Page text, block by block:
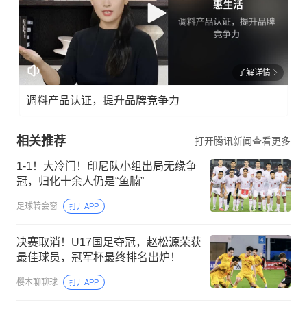
了解详情
调料产品认证，提升品牌竞争力
相关推荐 打开腾讯新闻查看更多
1-1！大冷门！印尼队小组出局无缘争
冠，归化十余人仍是“鱼腩”
足球转会窗 打开APP
决赛取消！U17国足夺冠，赵松源荣获
最佳球员，冠军杯最终排名出炉！
樱木聊聊球 打开APP